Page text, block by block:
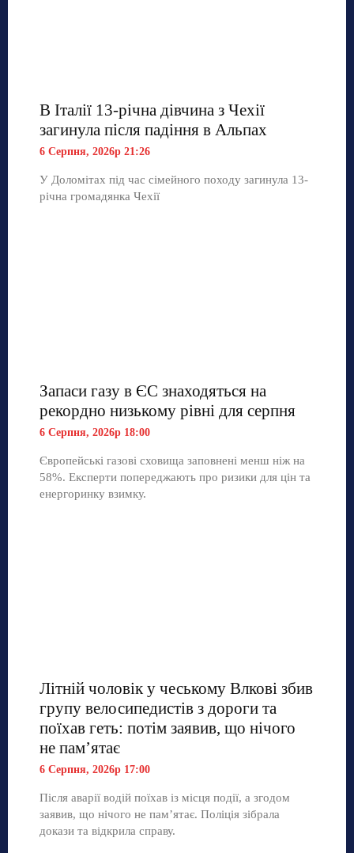
В Італії 13-річна дівчина з Чехії
загинула після падіння в Альпах
6 Серпня, 2026р 21:26
У Доломітах під час сімейного походу загинула 13-
річна громадянка Чехії
Запаси газу в ЄС знаходяться на
рекордно низькому рівні для серпня
6 Серпня, 2026р 18:00
Європейські газові сховища заповнені менш ніж на
58%. Експерти попереджають про ризики для цін та
енергоринку взимку.
Літній чоловік у чеському Влкові збив
групу велосипедистів з дороги та
поїхав геть: потім заявив, що нічого
не пам’ятає
6 Серпня, 2026р 17:00
Після аварії водій поїхав із місця події, а згодом
заявив, що нічого не пам’ятає. Поліція зібрала
докази та відкрила справу.